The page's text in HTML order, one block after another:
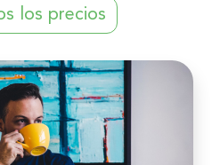
los precios